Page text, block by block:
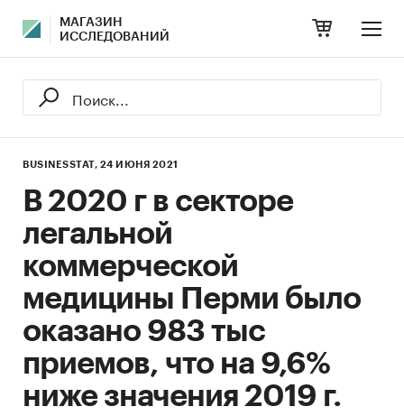
МАГАЗИН
ИССЛЕДОВАНИЙ
BUSINESSTAT, 24 ИЮНЯ 2021
В 2020 г в секторе
легальной
коммерческой
медицины Перми было
оказано 983 тыс
приемов, что на 9,6%
ниже значения 2019 г.